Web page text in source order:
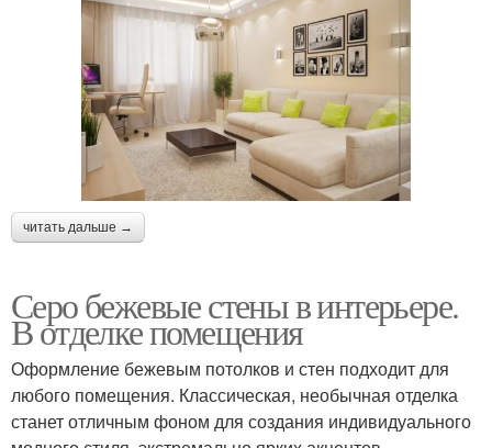
читать дальше →
Серо бежевые стены в интерьере.
В отделке помещения
Оформление бежевым потолков и стен подходит для
любого помещения. Классическая, необычная отделка
станет отличным фоном для создания индивидуального